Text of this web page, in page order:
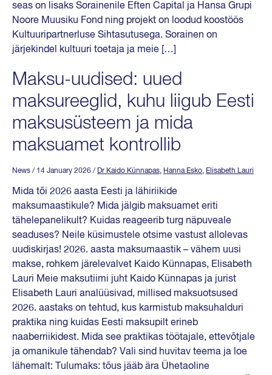
seas on lisaks Sorainenile Eften Capital ja Hansa Grupi
Noore Muusiku Fond ning projekt on loodud koostöös
Kultuuripartnerluse Sihtasutusega. Sorainen on
järjekindel kultuuri toetaja ja meie […]
Maksu-uudised: uued
maksureeglid, kuhu liigub Eesti
maksusüsteem ja mida
maksuamet kontrollib
News / 14 January 2026 / Dr Kaido Künnapas, Hanna Esko, Elisabeth Lauri
Mida tõi 2026 aasta Eesti ja lähiriikide
maksumaastikule? Mida jälgib maksuamet eriti
tähelepanelikult? Kuidas reageerib turg näpuveale
seaduses? Neile küsimustele otsime vastust allolevas
uudiskirjas! 2026. aasta maksumaastik – vähem uusi
makse, rohkem järelevalvet Kaido Künnapas, Elisabeth
Lauri Meie maksutiimi juht Kaido Künnapas ja jurist
Elisabeth Lauri analüüsivad, millised maksuotsused
2026. aastaks on tehtud, kus karmistub maksuhalduri
praktika ning kuidas Eesti maksupilt erineb
naaberriikidest. Mida see praktikas töötajale, ettevõtjale
ja omanikule tähendab? Vali sind huvitav teema ja loe
lähemalt: Tulumaks: tõus jääb ära Ühetaoline